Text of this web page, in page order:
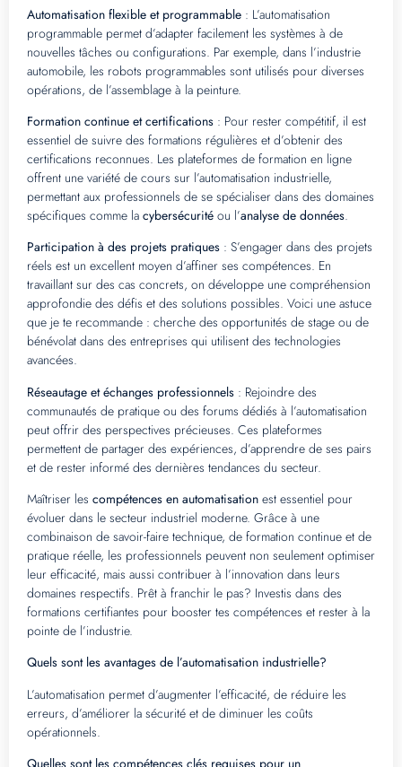
Automatisation flexible et programmable : L’automatisation
programmable permet d’adapter facilement les systèmes à de
nouvelles tâches ou configurations. Par exemple, dans l’industrie
automobile, les robots programmables sont utilisés pour diverses
opérations, de l’assemblage à la peinture.
Formation continue et certifications : Pour rester compétitif, il est
essentiel de suivre des formations régulières et d’obtenir des
certifications reconnues. Les plateformes de formation en ligne
offrent une variété de cours sur l’automatisation industrielle,
permettant aux professionnels de se spécialiser dans des domaines
spécifiques comme la cybersécurité ou l’analyse de données.
Participation à des projets pratiques : S’engager dans des projets
réels est un excellent moyen d’affiner ses compétences. En
travaillant sur des cas concrets, on développe une compréhension
approfondie des défis et des solutions possibles. Voici une astuce
que je te recommande : cherche des opportunités de stage ou de
bénévolat dans des entreprises qui utilisent des technologies
avancées.
Réseautage et échanges professionnels : Rejoindre des
communautés de pratique ou des forums dédiés à l’automatisation
peut offrir des perspectives précieuses. Ces plateformes
permettent de partager des expériences, d’apprendre de ses pairs
et de rester informé des dernières tendances du secteur.
Maîtriser les compétences en automatisation est essentiel pour
évoluer dans le secteur industriel moderne. Grâce à une
combinaison de savoir-faire technique, de formation continue et de
pratique réelle, les professionnels peuvent non seulement optimiser
leur efficacité, mais aussi contribuer à l’innovation dans leurs
domaines respectifs. Prêt à franchir le pas? Investis dans des
formations certifiantes pour booster tes compétences et rester à la
pointe de l’industrie.
Quels sont les avantages de l’automatisation industrielle?
L’automatisation permet d’augmenter l’efficacité, de réduire les
erreurs, d’améliorer la sécurité et de diminuer les coûts
opérationnels.